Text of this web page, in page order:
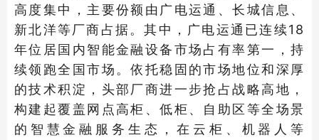
高度集中，主要份额由广电运通、长城信息、
新北洋等厂商占据。其中，广电运通已连续18
年位居国内智能金融设备市场占有率第一，持
续领跑全国市场。依托稳固的市场地位和深厚
的技术积淀，头部厂商进一步抢占战略高地，
构建起覆盖网点高柜、低柜、自助区等全场景
的智慧金融服务生态，在云柜、机器人等